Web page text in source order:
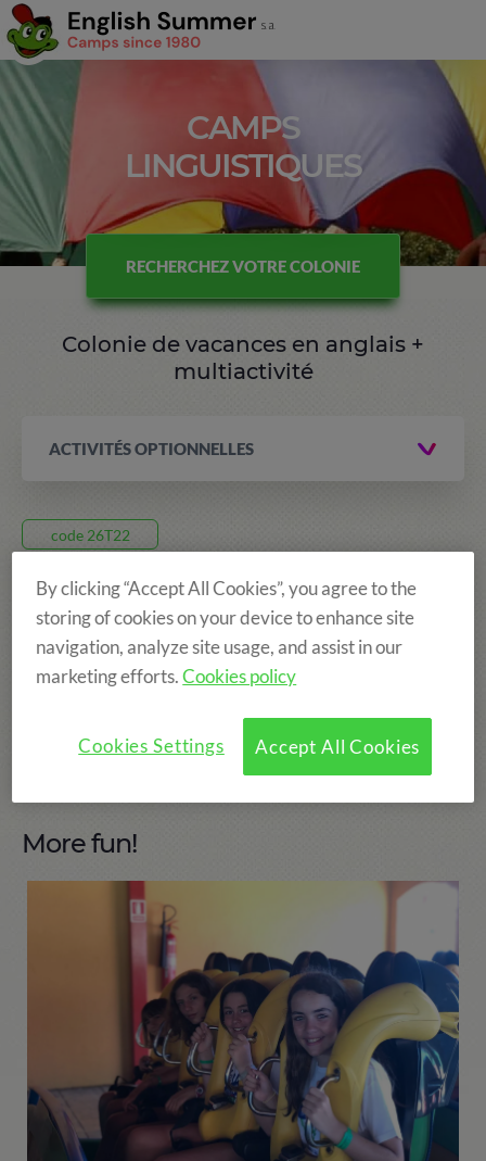
CAMPS
LINGUISTIQUES
RECHERCHEZ VOTRE COLONIE
Colonie de vacances en anglais +
multiactivité
ACTIVITÉS OPTIONNELLES
code 26T22
8 JOURS, DU 05 JUIL AU 12 JUIL
AGES: DE 6 À 14 ANS
910€
More fun!
By clicking “Accept All Cookies”, you agree to the
storing of cookies on your device to enhance site
navigation, analyze site usage, and assist in our
marketing efforts.Cookies policy
Accept All Cookies
Cookies Settings